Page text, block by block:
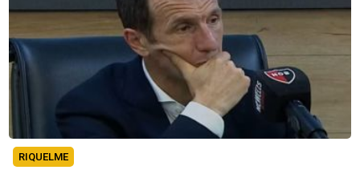
RIQUELME